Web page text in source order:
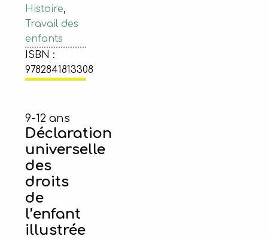
Histoire
Travail des
enfants
ISBN :
9782841813308
9-12 ans
Déclaration
universelle
des
droits
de
l’enfant
illustrée